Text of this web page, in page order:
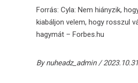
Forrás: Cyla: Nem hiányzik,
kiabáljon velem, hogy rosszul
hagymát – Forbes.hu
Bynuheadz_admin